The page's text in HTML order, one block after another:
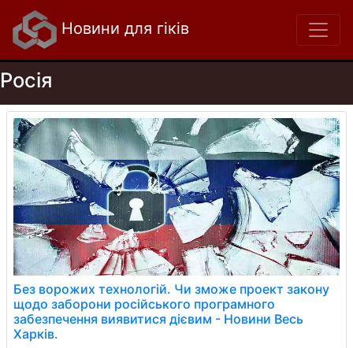
Новини для гіків
Росія
Без ворожих технологій. Чи зможе проект закону
щодо заборони російського програмного
забезпечення виявитися дієвим - Новини Весь
Харків.